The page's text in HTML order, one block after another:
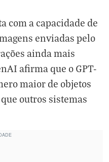
com a capacidade de
enviadas pelo
ainda mais
afirma que o GPT-
maior de objetos
outros sistemas